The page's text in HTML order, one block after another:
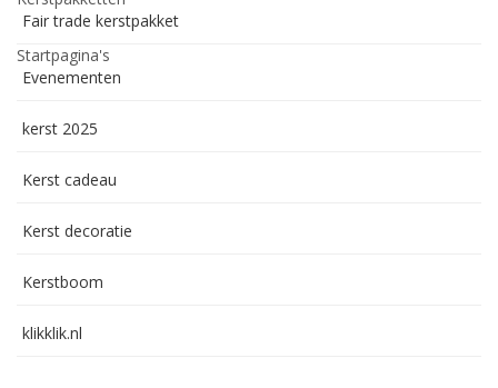
Fair trade kerstpakket
Startpagina's
Evenementen
kerst 2025
Kerst cadeau
Kerst decoratie
Kerstboom
klikklik.nl